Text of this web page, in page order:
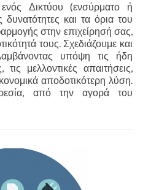
Δικτύου (ενσύρματο ή
δυνατότητες και τα όρια του
στην επιχείρησή σας,
τους. Σχεδιάζουμε και
υπόψη τις ήδη
μελλοντικές απαιτήσεις,
αποδοτικότερη λύση.
από την αγορά του